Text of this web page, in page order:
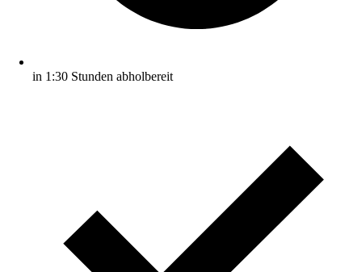
in 1:30 Stunden abholbereit